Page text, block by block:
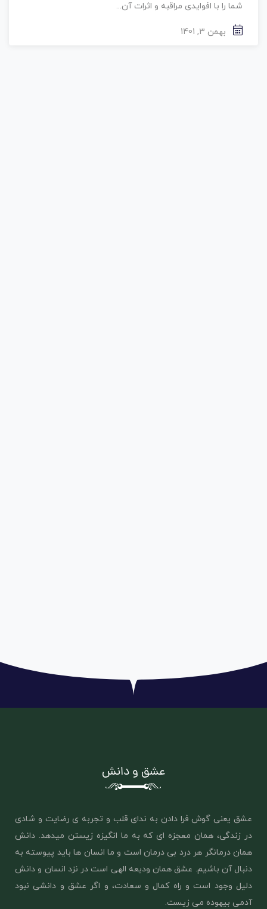
شما را با افوایدی مراقبه و اثرات آن...
بهمن 3, 1401
عشق و دانش
عشق یعنی گوش فرا دادن به ندای قلب و تجربه ی رضایت و شادی
در زندگی، همان معجزه ای که به ما انگیزه زیستن میدهد. دانش
همان درمانگر هر درد بی درمان است و ما انسان ها باید پیوسته به
دنبال آن باشیم. عشق همان ‌ودیعه الهی است در نزد انسان و دانش
دلیل وجود است و راه کمال و سعادت، و اگر عشق و دانشی نبود
آدمی بیهوده می زیست.